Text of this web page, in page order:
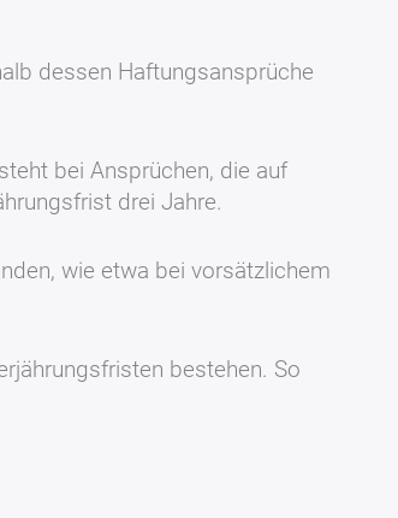
dessen Haftungsansprüche
bei Ansprüchen, die auf
drei Jahre.
wie etwa bei vorsätzlichem
bestehen. So